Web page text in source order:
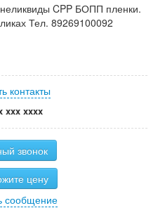
CPP БОПП пленки.
Тел. 89269100092
контакты
xxx xxxx
звонок
цену
сообщение